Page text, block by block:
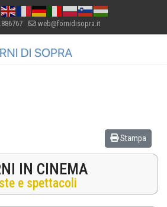
web@fornidisopra.it
Stampa
IN CINEMA
e spettacoli